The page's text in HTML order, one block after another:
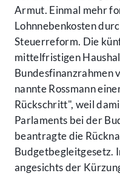
Armut. Einmal mehr
Lohnnebenkosten
Steuerreform. Die
mittelfristigen
Bundesfinanzrahmen
nannte Rossmann
Rückschritt", weil
Parlaments bei der
beantragte die
Budgetbegleitgesetz.
angesichts der